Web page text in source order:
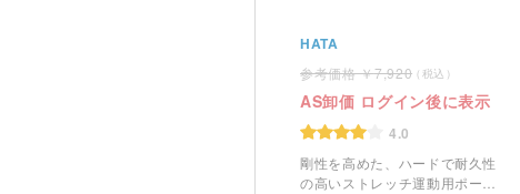
HATA
7,920
AS卸価 ログイン後に表示
4.0
剛性を高めた、ハードで耐久性
の高いストレッチ運動用ポール